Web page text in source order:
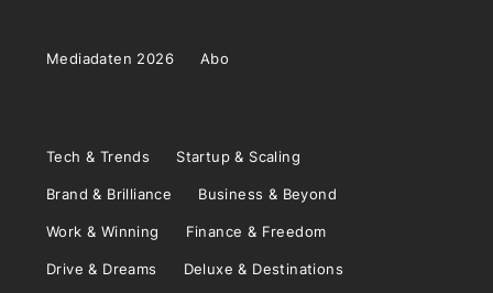
Mediadaten 2026 Abo
Tech & Trends Startup & Scaling
Brand & Brilliance Business & Beyond
Work & Winning Finance & Freedom
Drive & Dreams Deluxe & Destinations